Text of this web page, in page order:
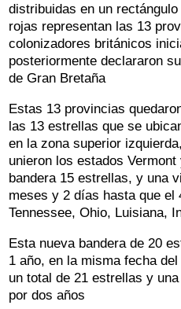
distribuidas en un
rojas representan las 13
colonizadores británicos
posteriormente declararon
de Gran Bretaña
Estas 13 provincias
las 13 estrellas que se
en la zona superior
unieron los estados
bandera 15 estrellas, y una
meses y 2 días hasta que el
Tennessee, Ohio, Luisiana,
Esta nueva bandera de 20
1 año, en la misma fecha
un total de 21 estrellas y
por dos años